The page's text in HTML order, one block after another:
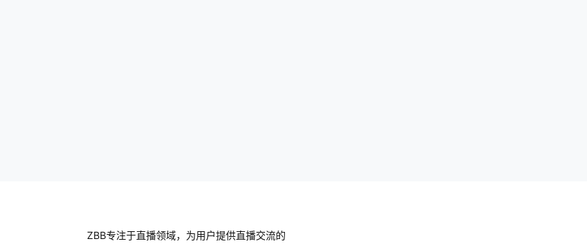
ZBB专注于直播领域，为用户提供直播交流的